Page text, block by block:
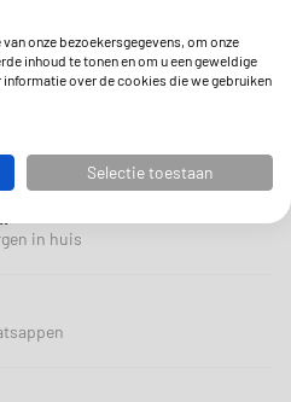
in huis
onze bezoekersgegevens, om onze
inhoud te tonen en om u een geweldige
over de cookies die we gebruiken
Selectie toestaan